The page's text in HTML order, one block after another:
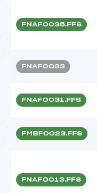
FNAF0035.FFS
FNAF0033
FNAF0031.FFS
FMBF0023.FFS
FNAF0013.FFS